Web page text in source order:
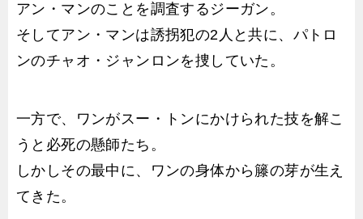
アン・マンのことを調査するジーガン。
そしてアン・マンは誘拐犯の2人と共に、パトロ
ンのチャオ・ジャンロンを捜していた。
一方で、ワンがスー・トンにかけられた技を解こ
うと必死の懸師たち。
しかしその最中に、ワンの身体から籐の芽が生え
てきた。